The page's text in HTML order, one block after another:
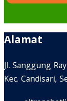
Alamat
Jl. Sanggung
Kec. Candisari,